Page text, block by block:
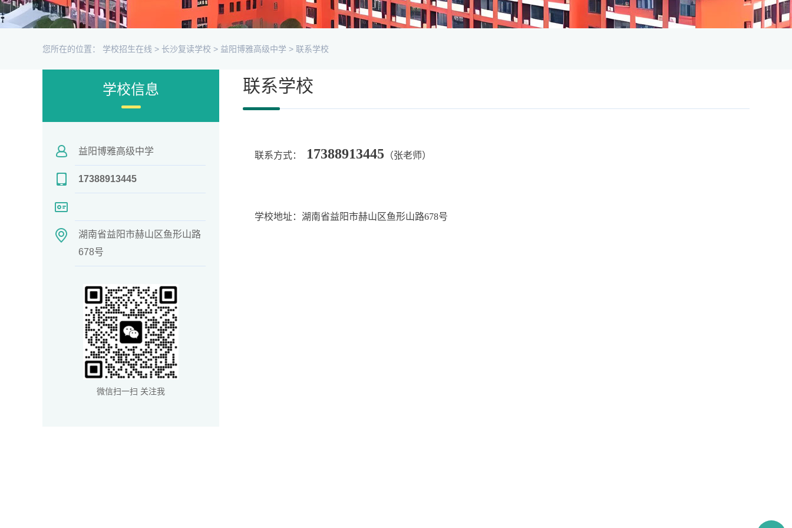
您所在的位置： 学校招生在线 > 长沙复读学校 > 益阳博雅高级中学 > 联系学校
学校信息
益阳博雅高级中学
17388913445
湖南省益阳市赫山区鱼形山路
678号
微信扫一扫 关注我
联系学校
联系方式： 17388913445 （张老师）
学校地址：湖南省益阳市赫山区鱼形山路678号